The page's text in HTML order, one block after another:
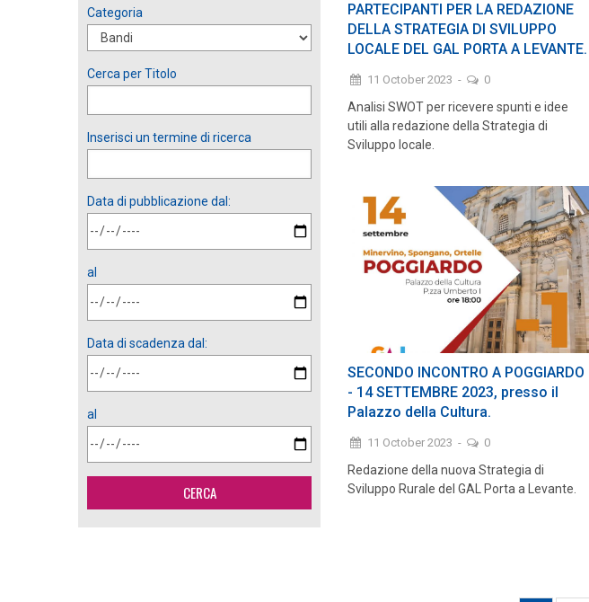
PARTECIPANTI PER LA REDAZIONE
DELLA STRATEGIA DI SVILUPPO
LOCALE DEL GAL PORTA A LEVANTE.
11 October 2023 - 0
Analisi SWOT per ricevere spunti e idee
utili alla redazione della Strategia di
Sviluppo locale.
SECONDO INCONTRO A POGGIARDO
- 14 SETTEMBRE 2023, presso il
Palazzo della Cultura.
11 October 2023 - 0
Redazione della nuova Strategia di
Sviluppo Rurale del GAL Porta a Levante.
Categoria
Cerca per Titolo
Inserisci un termine di ricerca
Data di pubblicazione dal:
al
Data di scadenza dal:
al